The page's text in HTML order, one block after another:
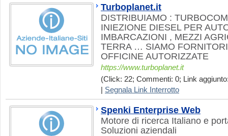
Turboplanet.it
DISTRIBUIAMO :
INIEZIONE DIESEL PER
IMBARCAZIONI , MEZZI
TERRA … SIAMO
OFFICINE AUTORIZZATE
https://www.turboplanet.it
(Click: 22; Commenti: 0; Link
Segnala Link Interrotto
Spenki Enterprise Web
Motore di ricerca Italiano e
Soluzioni aziendali